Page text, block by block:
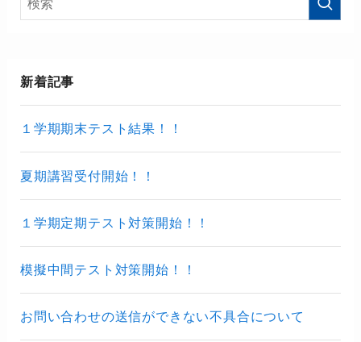
新着記事
１学期期末テスト結果！！
夏期講習受付開始！！
１学期定期テスト対策開始！！
模擬中間テスト対策開始！！
お問い合わせの送信ができない不具合について